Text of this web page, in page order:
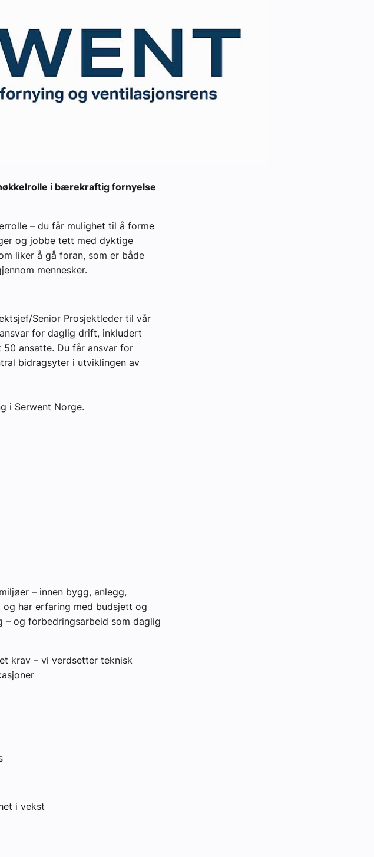
i bærekraftig fornyelse
– du får mulighet til å forme
og jobbe tett med dyktige
liker å gå foran, som er både
mennesker.
Senior Prosjektleder til vår
for daglig drift, inkludert
ansatte. Du får ansvar for
bidragsyter i utviklingen av
i Serwent Norge.
– innen bygg, anlegg,
har erfaring med budsjett og
– og forbedringsarbeid som daglig
krav – vi verdsetter teknisk
i vekst